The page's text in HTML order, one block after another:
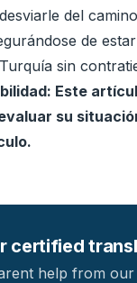
del
de
sin
Este
su
certified
help from